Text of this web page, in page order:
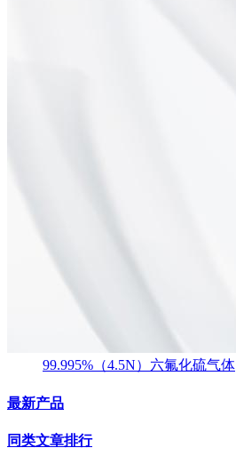
99.995%（4.5N）六氟化硫气体
最新产品
同类文章排行